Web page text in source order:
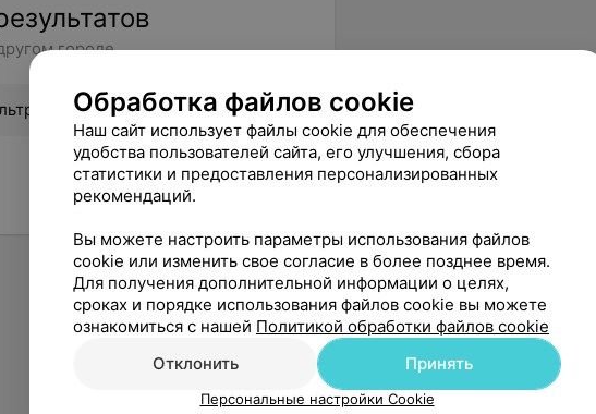
городе
Обработка файлов cookie
Наш сайт использует файлы cookie для обеспечения
удобства пользователей сайта, его улучшения, сбора
статистики и предоставления персонализированных
рекомендаций.
Вы можете настроить параметры использования файлов
cookie или изменить свое согласие в более позднее время.
Для получения дополнительной информации о целях,
сроках и порядке использования файлов cookie вы можете
ознакомиться с нашей Политикой обработки файлов cookie
Отклонить
Принять
Персональные настройки Cookie